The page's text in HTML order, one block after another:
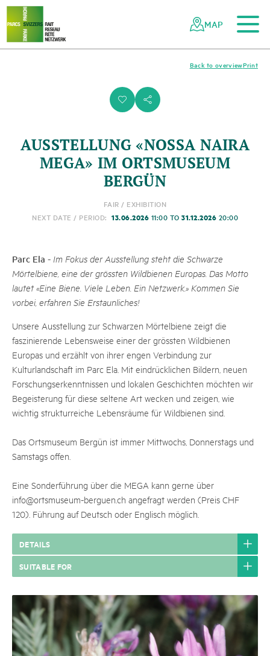
Navigating
the
Swiss
parks
Quick
navigation
To the main content
To the mobile navigation
To search
To the footer
To the sitemap
MAP
i s
Print
Back to overview
AUSSTELLUNG «NOSSA NAIRA
MEGA» IM ORTSMUSEUM
BERGÜN
FAIR / EXHIBITION
NEXT DATE / PERIOD: 13.06.2026 11:00 TO 31.12.2026 20:00
Parc Ela - Im Fokus der Ausstellung steht die Schwarze
Mörtelbiene, eine der grössten Wildbienen Europas. Das Motto
lautet «Eine Biene. Viele Leben. Ein Netzwerk.» Kommen Sie
vorbei, erfahren Sie Erstaunliches!
Unsere Ausstellung zur Schwarzen Mörtelbiene zeigt die
faszinierende Lebensweise einer der grössten Wildbienen
Europas und erzählt von ihrer engen Verbindung zur
Kulturlandschaft im Parc Ela. Mit eindrücklichen Bildern, neuen
Forschungserkenntnissen und lokalen Geschichten möchten wir
Begeisterung für diese seltene Art wecken und zeigen, wie
wichtig strukturreiche Lebensräume für Wildbienen sind.
Das Ortsmuseum Bergün ist immer Mittwochs, Donnerstags und
Samstags offen.
Eine Sonderführung über die MEGA kann gerne über
info@ortsmuseum-berguen.ch angefragt werden (Preis CHF
120). Führung auf Deutsch oder Englisch möglich.
DETAILS
SUITABLE FOR